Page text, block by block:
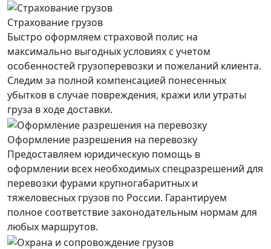
Страхование грузов
Быстро оформляем страховой полис на
максимально выгодных условиях с учетом
особенностей грузоперевозки и пожеланий клиента.
Следим за полной компенсацией понесенных
убытков в случае повреждения, кражи или утраты
груза в ходе доставки.
Оформление разрешения на перевозку
Предоставляем юридическую помощь в
оформлении всех необходимых спецразрешений для
перевозки фурами крупногабаритных и
тяжеловесных грузов по России. Гарантируем
полное соответствие законодательным нормам для
любых маршрутов.